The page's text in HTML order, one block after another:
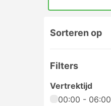
Sorteren op
Filters
Vertrektijd
00:00 - 06:00